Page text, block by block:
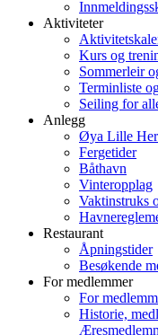
Aktiviteter
Kurs og
Sommerleir
Terminliste
Seiling for
Anlegg
Øya Lille
Fergetider
Båthavn
Vinteropplag
Vaktinstruks
Restaurant
Åpningstider
Besøkende
For medlemmer
For
Historie,